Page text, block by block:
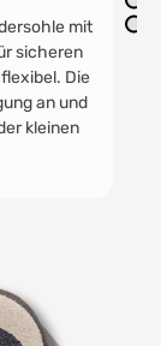
finden
oder
werden
Opa und